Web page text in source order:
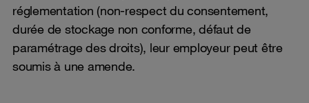
réglementation (non-respect du consentement,
durée de stockage non conforme, défaut de
paramétrage des droits), leur employeur peut être
soumis à une amende.